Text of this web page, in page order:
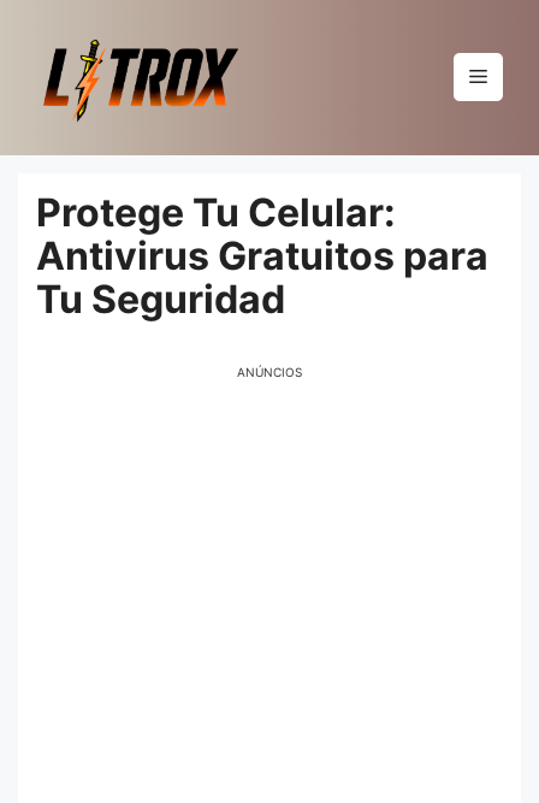
conteúdo
Menu
Protege Tu Celular:
Antivirus Gratuitos para
Tu Seguridad
ANÚNCIOS